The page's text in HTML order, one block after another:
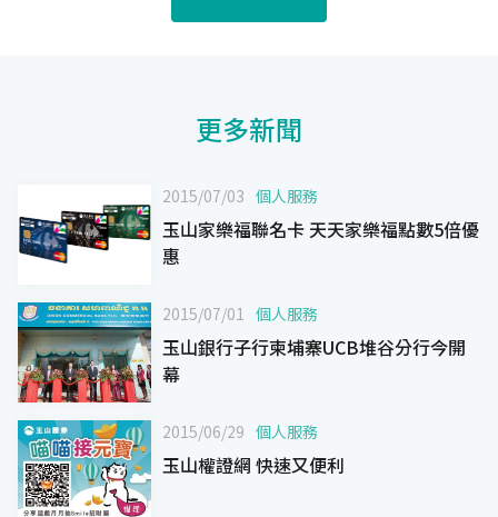
更多新聞
2015/07/03 個人服務
玉山家樂福聯名卡 天天家樂福點數5倍優
惠
2015/07/01 個人服務
玉山銀行子行柬埔寨UCB堆谷分行今開
幕
2015/06/29 個人服務
玉山權證網 快速又便利